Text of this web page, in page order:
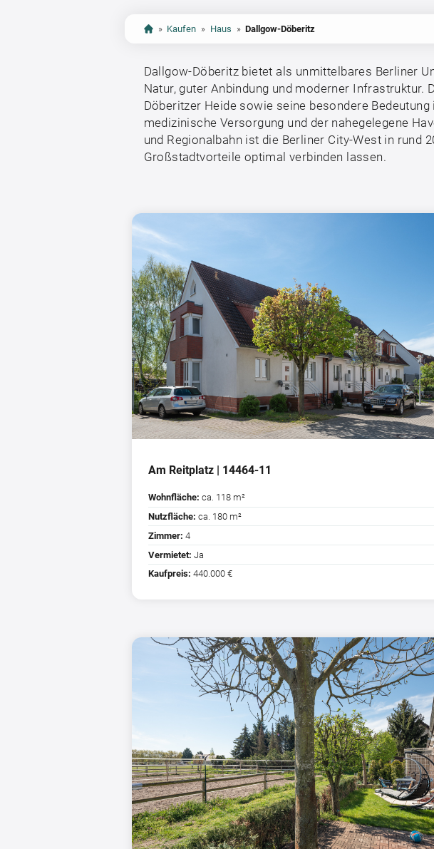
» Kaufen » Haus » Dallgow-Döberitz
Dallgow-Döberitz bietet als unmittelbares Berliner
Natur, guter Anbindung und moderner
Döberitzer Heide sowie seine besondere
medizinische Versorgung und der nahegelegene
und Regionalbahn ist die Berliner City-West in rund
Großstadtvorteile optimal verbinden lassen.
Am Reitplatz | 14464-11
Wohnfläche: ca. 118 m²
Nutzfläche: ca. 180 m²
Zimmer: 4
Vermietet: Ja
Kaufpreis: 440.000 €